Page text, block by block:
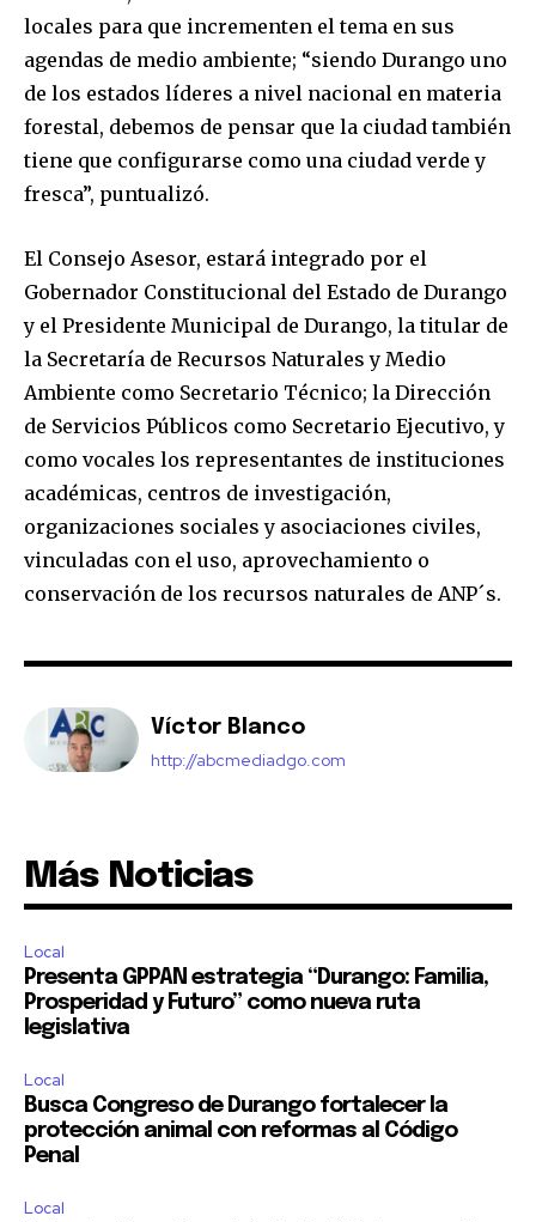
locales para que incrementen el tema en sus
agendas de medio ambiente; “siendo Durango uno
de los estados líderes a nivel nacional en materia
forestal, debemos de pensar que la ciudad también
tiene que configurarse como una ciudad verde y
fresca”, puntualizó.
El Consejo Asesor, estará integrado por el
Gobernador Constitucional del Estado de Durango
y el Presidente Municipal de Durango, la titular de
la Secretaría de Recursos Naturales y Medio
Ambiente como Secretario Técnico; la Dirección
de Servicios Públicos como Secretario Ejecutivo, y
como vocales los representantes de instituciones
académicas, centros de investigación,
organizaciones sociales y asociaciones civiles,
vinculadas con el uso, aprovechamiento o
conservación de los recursos naturales de ANP´s.
Víctor Blanco
http://abcmediadgo.com
Más Noticias
Local
Presenta GPPAN estrategia “Durango: Familia,
Prosperidad y Futuro” como nueva ruta
legislativa
Local
Busca Congreso de Durango fortalecer la
protección animal con reformas al Código
Penal
Local